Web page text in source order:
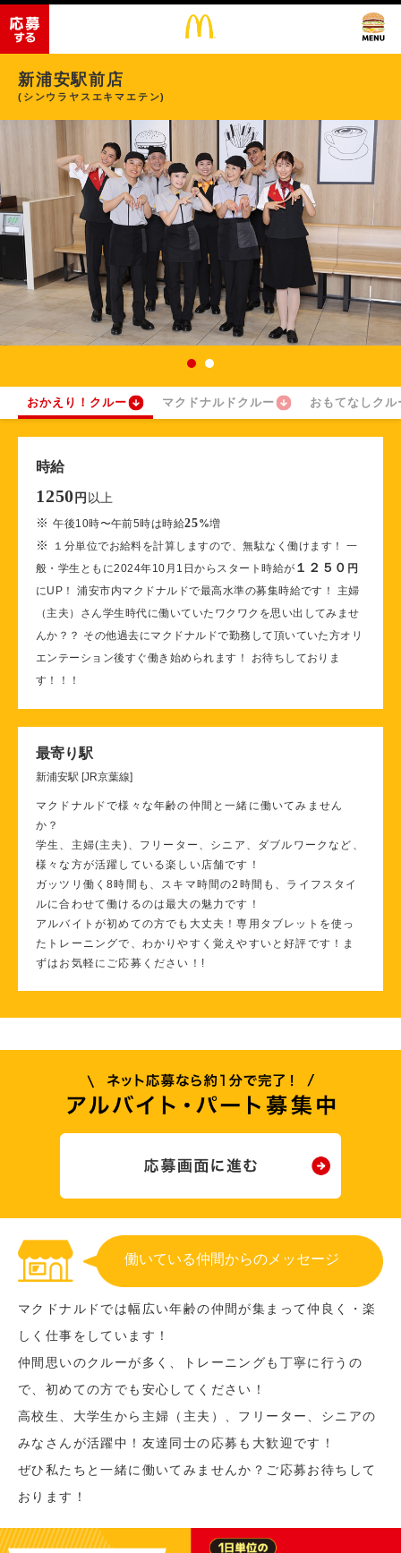
新浦安駅前店
(シンウラヤスエキマエテン)
おかえり！クルー マクドナルドクルー おもてなしクル
時給
1250 円 以上
※午後10時〜午前5時は時給25%増
※
１分単位でお給料を計算しますので、無駄なく働けます！ 一
般・学生ともに2024年10月1日からスタート時給が １２５０ 円
にUP！ 浦安市内マクドナルドで最高水準の募集時給です！ 主婦
（主夫）さん学生時代に働いていたワクワクを思い出してみませ
んか？？ その他過去にマクドナルドで勤務して頂いていた方オリ
エンテーション後すぐ働き始められます！ お待ちしておりま
す！！！
最寄り駅
新浦安駅 [JR京葉線]
マクドナルドで様々な年齢の仲間と一緒に働いてみません
か？
学生、主婦(主夫)、フリーター、シニア、ダブルワークなど、
様々な方が活躍している楽しい店舗です！
ガッツリ働く8時間も、スキマ時間の2時間も、ライフスタイ
ルに合わせて働けるのは最大の魅力です！
アルバイトが初めての方でも大丈夫！専用タブレットを使っ
たトレーニングで、わかりやすく覚えやすいと好評です！ま
ずはお気軽にご応募ください！!
働いている仲間からのメッセージ
マクドナルドでは幅広い年齢の仲間が集まって仲良く・楽
しく仕事をしています！
仲間思いのクルーが多く、トレーニングも丁寧に行うの
で、初めての方でも安心してください！
高校生、大学生から主婦（主夫）、フリーター、シニアの
みなさんが活躍中！友達同士の応募も大歓迎です！
ぜひ私たちと一緒に働いてみませんか？ご応募お待ちして
おります！